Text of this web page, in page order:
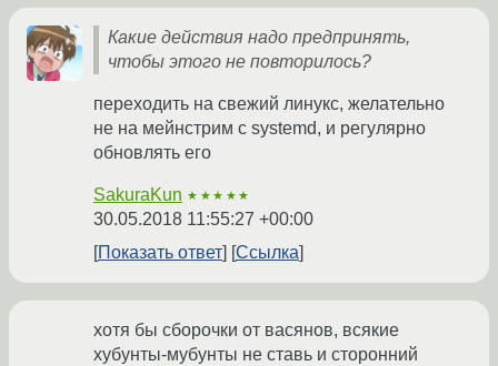
Какие действия надо предпринять,
чтобы этого не повторилось?
переходить на свежий линукс, желательно
не на мейнстрим с systemd, и регулярно
обновлять его
SakuraKun ★★★★★
30.05.2018 11:55:27 +00:00
Показать ответ
Ссылка
хотя бы сборочки от васянов, всякие
хубунты-мубунты не ставь и сторонний